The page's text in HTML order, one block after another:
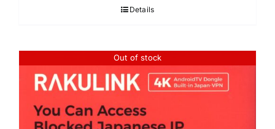
Details
Out of stock